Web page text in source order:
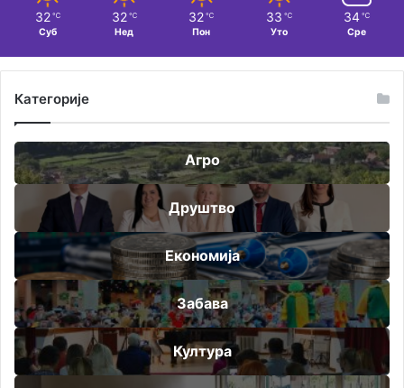
32 ℃
Суб
32 ℃
Нед
32 ℃
Пон
33 ℃
Уто
34 ℃
Сре
Категорије
Агро
Друштво
Економија
Забава
Култура